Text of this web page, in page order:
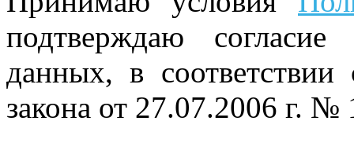
подтверждаю
данных, в соответствии
закона от 27.07.2006 г.